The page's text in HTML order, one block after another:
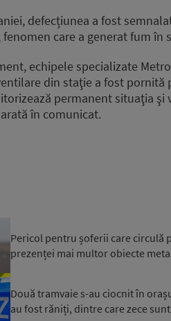
defecțiunea a fost
care a generat fum în
echipele specializate
din staţie a fost pornită
permanent situaţia
în comunicat.
Pericol pentru șoferii care circulă
prezenței mai multor obiecte
Două tramvaie s-au ciocnit în
au fost răniți, dintre care zece